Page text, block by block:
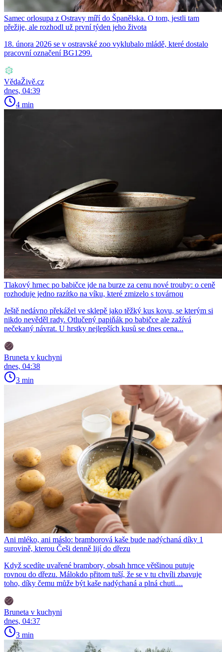
Samec orlosupa z Ostravy míří do Španělska. O tom, jestli tam
přežije, ale rozhodl už první týden jeho života
18. února 2026 se v ostravské zoo vyklubalo mládě, které dostalo
pracovní označení BG1299.
VědaŽivě.cz
dnes, 04:39
4 min
Tlakový hrnec po babičce jde na burze za cenu nové trouby: o ceně
rozhoduje jedno razítko na víku, které zmizelo s továrnou
Ještě nedávno překážel ve sklepě jako těžký kus kovu, se kterým si
nikdo nevěděl rady. Otlučený papiňák po babičce ale zažívá
nečekaný návrat. U hrstky nejlepších kusů se dnes cena...
Bruneta v kuchyni
dnes, 04:38
3 min
Ani mléko, ani máslo: bramborová kaše bude nadýchaná díky 1
surovině, kterou Češi denně lijí do dřezu
Když scedíte uvařené brambory, obsah hrnce většinou putuje
rovnou do dřezu. Málokdo přitom tuší, že se v tu chvíli zbavuje
toho, díky čemu může být kaše nadýchaná a plná chuti....
Bruneta v kuchyni
dnes, 04:37
3 min